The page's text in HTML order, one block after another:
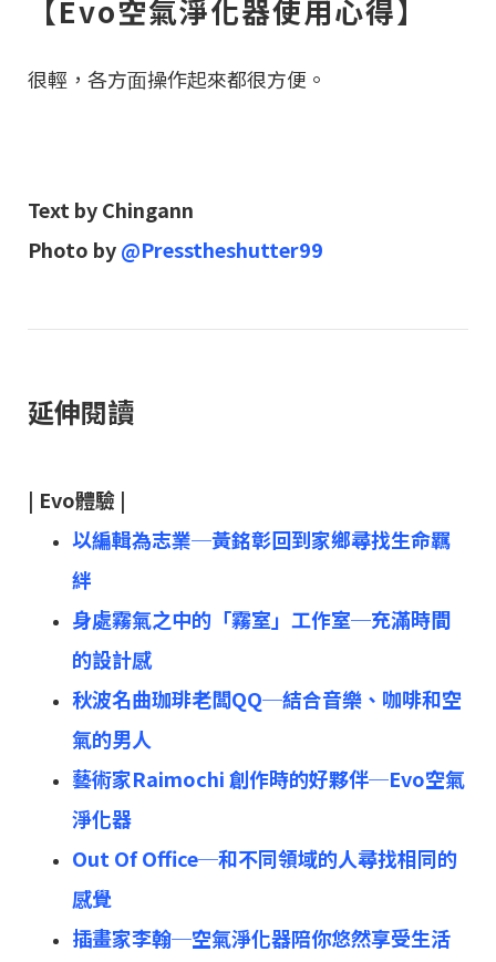
【Evo空氣淨化器使用心得】
很輕，各⽅⾯操作起來都很⽅便。
Text by Chingann
Photo by@Presstheshutter99
延伸閱讀
| Evo體驗 |
以編輯為志業─黃銘彰回到家鄉尋找生命羈
絆
身處霧氣之中的「霧室」工作室─充滿時間
的設計感
秋波名曲珈琲老闆QQ─結合音樂、咖啡和空
氣的男人
藝術家Raimochi 創作時的好夥伴─Evo空氣
淨化器
Out Of Office─和不同領域的人尋找相同的
感覺
插畫家李翰─空氣淨化器陪你悠然享受生活